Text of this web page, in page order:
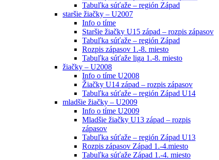
Tabuľka súťaže – región Západ
staršie žiačky – U2007
Info o tíme
Staršie žiačky U15 západ – rozpis zápasov
Tabuľka súťaže – región Západ
Rozpis zápasov 1.-8. miesto
Tabuľka súťaže liga 1.-8. miesto
žiačky – U2008
Info o tíme U2008
Žiačky U14 západ – rozpis zápasov
Tabuľka súťaže – región Západ U14
mladšie žiačky – U2009
Info o tíme U2009
Mladšie žiačky U13 západ – rozpis
zápasov
Tabuľka súťaže – región Západ U13
Rozpis zápasov Západ 1.-4.miesto
Tabuľka súťaže Západ 1.-4. miesto